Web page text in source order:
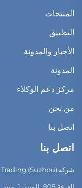
المنتجات
التطبيق
الأخبار والمدونة
المدونة
مركز دعم الوكلاء
من نحن
اتصل بنا
اتصل بنا
شركة Bomeda International Trading (Suzhou) المحدودة